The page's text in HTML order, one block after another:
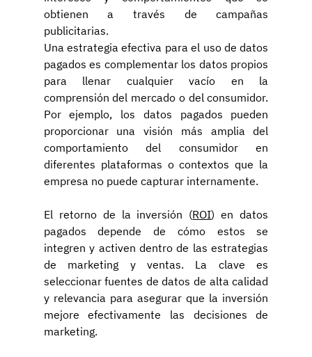
obtienen a través de campañas
publicitarias.
Una estrategia efectiva para el uso de datos
pagados es complementar los datos propios
para llenar cualquier vacío en la
comprensión del mercado o del consumidor.
Por ejemplo, los datos pagados pueden
proporcionar una visión más amplia del
comportamiento del consumidor en
diferentes plataformas o contextos que la
empresa no puede capturar internamente.
El retorno de la inversión (ROI) en datos
pagados depende de cómo estos se
integren y activen dentro de las estrategias
de marketing y ventas. La clave es
seleccionar fuentes de datos de alta calidad
y relevancia para asegurar que la inversión
mejore efectivamente las decisiones de
marketing.